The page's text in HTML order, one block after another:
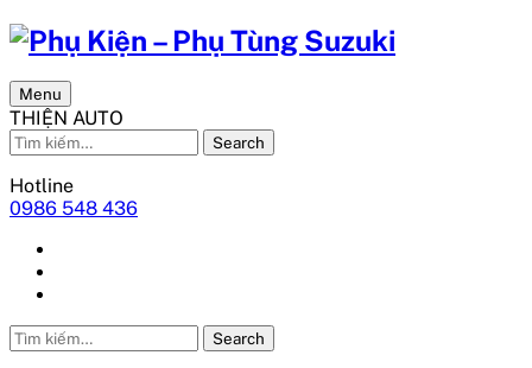
Menu
THIỆN AUTO
Search
Hotline
0986 548 436
Search